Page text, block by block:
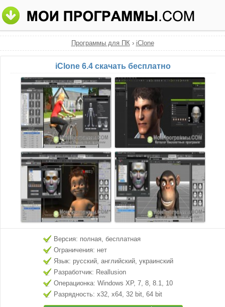
Программы для ПК› iClone
iClone 6.4 скачать бесплатно
Версия: полная, бесплатная
Ограничения: нет
Язык: русский, английский, украинский
Разработчик: Reallusion
Операционка: Windows XP, 7, 8, 8.1, 10
Разрядность: x32, x64, 32 bit, 64 bit